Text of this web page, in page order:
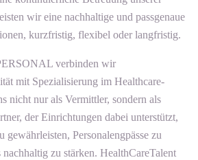
wir eine nachhaltige und passgenaue
kurzfristig, flexibel oder langfristig.
verbinden wir
mit Spezialisierung im Healthcare-
nicht nur als Vermittler, sondern als
der Einrichtungen dabei unterstützt,
gewährleisten, Personalengpässe zu
zu stärken. HealthCareTalent